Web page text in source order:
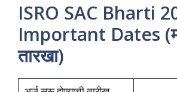
ISRO SAC Bharti
Important Dates
तारखा)